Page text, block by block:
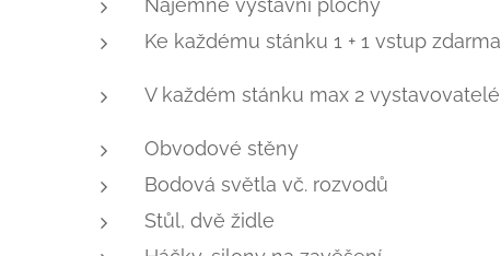
Nájemné výstavní plochy
Ke každému stánku 1 + 1 vstup zdarma
V každém stánku max 2 vystavovatelé
Obvodové stěny
Bodová světla vč. rozvodů
Stůl, dvě židle